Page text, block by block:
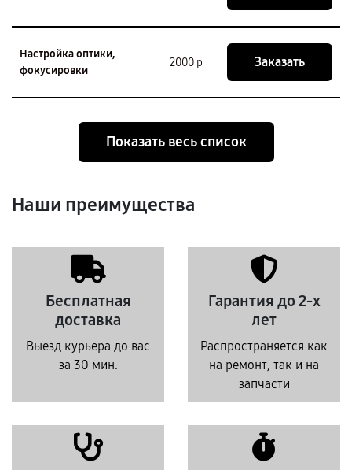
Настройка оптики,
фокусировки
2000 р Заказать
Показать весь список
Наши преимущества
Бесплатная
доставка
Выезд курьера до вас
за 30 мин.
Гарантия до 2-х
лет
Распространяется как
на ремонт, так и на
запчасти